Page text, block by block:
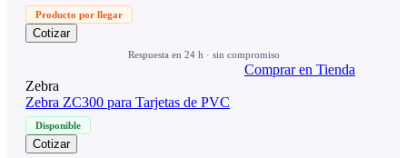
Producto por llegar
Cotizar
Respuesta en 24 h · sin compromiso
Comprar en Tienda
Zebra
Zebra ZC300 para Tarjetas de PVC
Disponible
Cotizar